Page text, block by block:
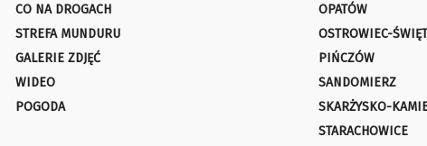
CO NA DROGACH
STREFA MUNDURU
GALERIE ZDJĘĆ
WIDEO
POGODA
OPATÓW
OSTROWIEC-
PIŃCZÓW
SANDOMIERZ
SKARŻYSKO-
STARACHOWICE